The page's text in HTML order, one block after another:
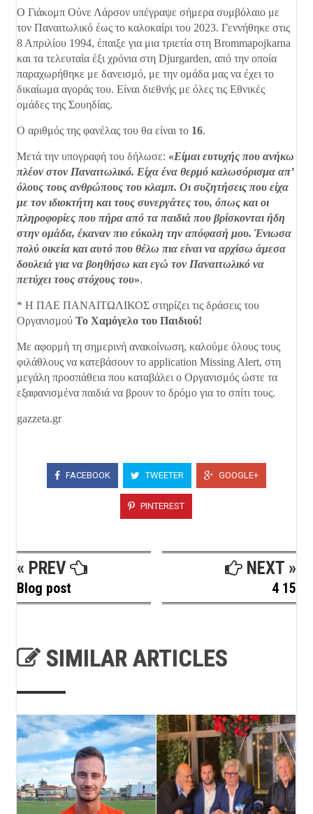
Ο Γιάκομπ Ούνε Λάρσον υπέγραψε σήμερα συμβόλαιο με
τον Παναιτωλικό έως το καλοκαίρι του 2023. Γεννήθηκε στις
8 Απριλίου 1994, έπαιξε για μια τριετία στη Brommapojkarna
και τα τελευταία έξι χρόνια στη Djurgarden, από την οποία
παραχωρήθηκε με δανεισμό, με την ομάδα μας να έχει το
δικαίωμα αγοράς του. Είναι διεθνής με όλες τις Εθνικές
ομάδες της Σουηδίας.
Ο αριθμός της φανέλας του θα είναι το 16.
Μετά την υπογραφή του δήλωσε: «Είμαι ευτυχής που ανήκω
πλέον στον Παναιτωλικό. Είχα ένα θερμό καλωσόρισμα απ’
όλους τους ανθρώπους του κλαμπ. Οι συζητήσεις που είχα
με τον ιδιοκτήτη και τους συνεργάτες του, όπως και οι
πληροφορίες που πήρα από τα παιδιά που βρίσκονται ήδη
στην ομάδα, έκαναν πιο εύκολη την απόφασή μου. Ένιωσα
πολύ οικεία και αυτό που θέλω πια είναι να αρχίσω άμεσα
δουλειά για να βοηθήσω και εγώ τον Παναιτωλικό να
πετύχει τους στόχους του».
* H ΠΑΕ ΠΑΝΑΙΤΩΛΙΚΟΣ στηρίζει τις δράσεις του
Οργανισμού Το Χαμόγελο του Παιδιού!
Με αφορμή τη σημερινή ανακοίνωση, καλούμε όλους τους
φιλάθλους να κατεβάσουν το application Missing Alert, στη
μεγάλη προσπάθεια που καταβάλει ο Οργανισμός ώστε τα
εξαφανισμένα παιδιά να βρουν το δρόμο για το σπίτι τους.
gazzeta.gr
FACEBOOK TWEETER GOOGLE+
PINTEREST
« PREV
Blog post
NEXT »
4 15
SIMILAR ARTICLES